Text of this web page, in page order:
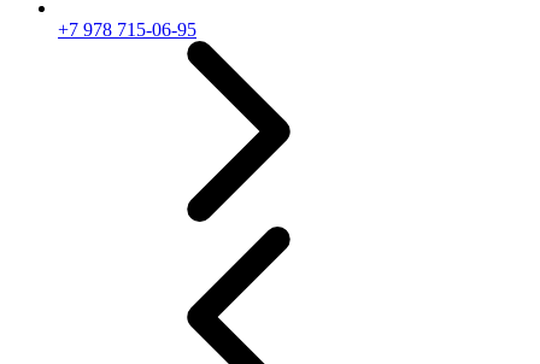
+7 978 715-06-95